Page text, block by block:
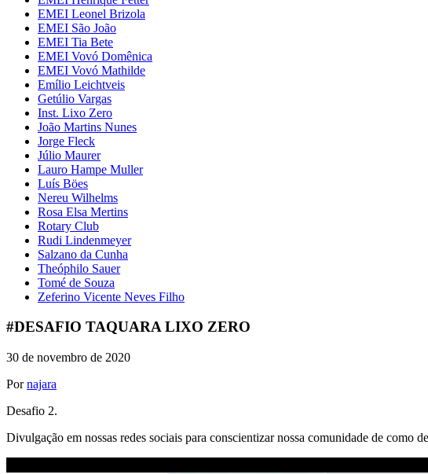
EMEI Leonel Brizola
EMEI São João
EMEI Tia Bete
EMEI Vovó Domênica
EMEI Vovó Mathilde
Emílio Leichtveis
Getúlio Vargas
Inst. Lixo Zero
João Martins Nunes
Jorge Fleck
Júlio Maurer
Lauro Hampe Muller
Luís Böes
Nereu Wilhelms
Rosa Elsa Mertins
Rotary Club
Rudi Lindenmeyer
Salzano da Cunha
Theóphilo Sauer
Tomé de Souza
Zeferino Vicente Neves Filho
#DESAFIO TAQUARA LIXO ZERO
30 de novembro de 2020
Pornajara
Desafio 2.
Divulgação em nossas redes sociais para conscientizar nossa comunidade de como